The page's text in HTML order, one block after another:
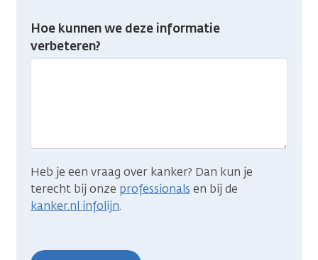
feedback:
Heb
gevonden
Hoe kunnen we deze informatie
verbeteren?
Heb je een vraag over kanker? Dan kun je
terecht bij onze professionals en bij de
kanker.nl infolijn.